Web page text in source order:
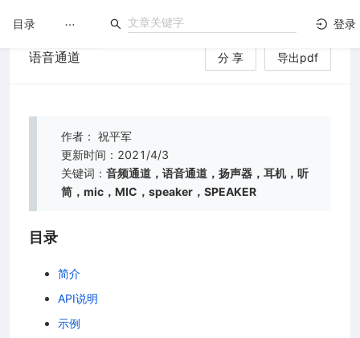
登录
目录
文档没解决？论坛发个帖！
语音通道 分 享 导出pdf
作者： 祝平军
更新时间：2021/4/3
关键词： 音频通道，语音通道，扬声器，耳机，听
筒，mic，MIC，speaker，SPEAKER
目录
简介
API说明
示例